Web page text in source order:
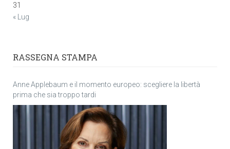
31
« Lug
RASSEGNA STAMPA
Anne Applebaum e il momento europeo: scegliere la libertà
prima che sia troppo tardi